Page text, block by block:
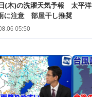
(木)の洗濯天気予報 太平洋
に注意 部屋干し推奨
05:50